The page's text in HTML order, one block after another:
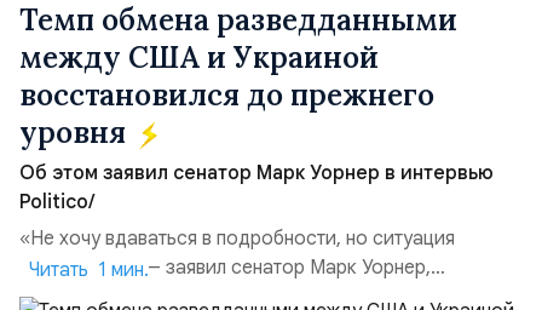
Темп обмена разведданными
между США и Украиной
восстановился до прежнего
уровня
Об этом заявил сенатор Марк Уорнер в интервью
Politico/
«Не хочу вдаваться в подробности, но ситуация
улучшилась», — заявил сенатор Марк Уорнер,
высокопоставленный член комитета по разведке,
Читать 1 мин.